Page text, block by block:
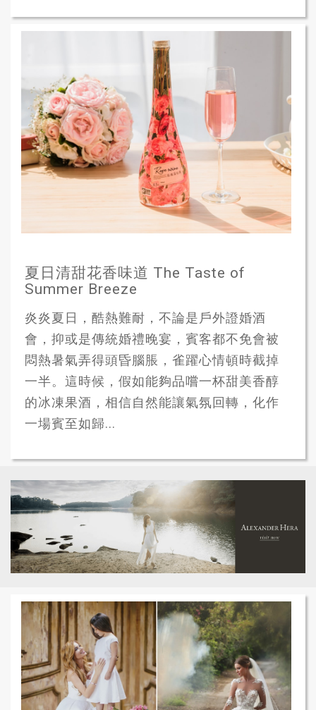
夏日清甜花香味道 The Taste of
Summer Breeze
炎炎夏日，酷熱難耐，不論是戶外證婚酒
會，抑或是傳統婚禮晚宴，賓客都不免會被
悶熱暑氣弄得頭昏腦脹，雀躍心情頓時截掉
一半。這時候，假如能夠品嚐一杯甜美香醇
的冰凍果酒，相信自然能讓氣氛回轉，化作
一場賓至如歸...